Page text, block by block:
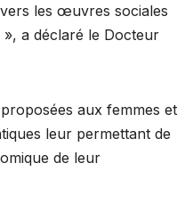
les œuvres sociales
a déclaré le Docteur
aux femmes et
leur permettant de
de leur